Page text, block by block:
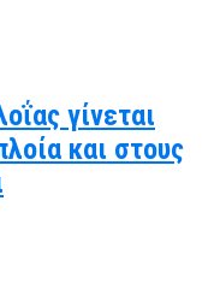
γίνεται
και στους